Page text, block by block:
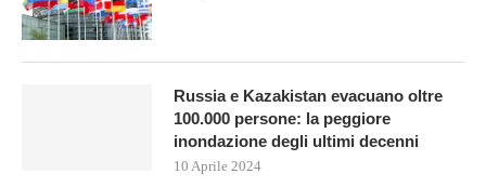
Russia e Kazakistan evacuano oltre
100.000 persone: la peggiore
inondazione degli ultimi decenni
10 Aprile 2024